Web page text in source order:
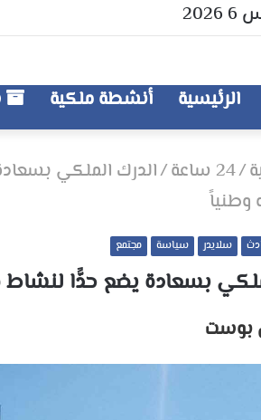
الرئيسية
أنشطة ملكية
/24 ساعة /الدرك الملكي
وطنياً
سلايدر سياسة مجتمع
بسعادة يضع حدًّا
بوست